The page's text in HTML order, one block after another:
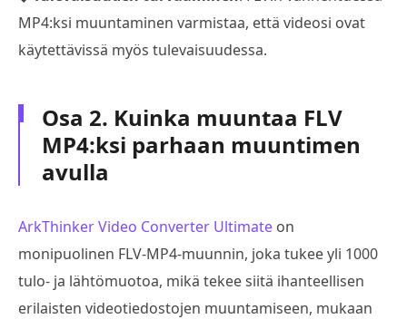
MP4:ksi muuntaminen varmistaa, että videosi ovat
käytettävissä myös tulevaisuudessa.
Osa 2. Kuinka muuntaa FLV
MP4:ksi parhaan muuntimen
avulla
ArkThinker Video Converter Ultimate on
monipuolinen FLV-MP4-muunnin, joka tukee yli 1000
tulo- ja lähtömuotoa, mikä tekee siitä ihanteellisen
erilaisten videotiedostojen muuntamiseen, mukaan